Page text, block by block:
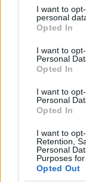
not limited to
grant or deny
use your data
consent section.
I want to
personal
Opted In
I want to
Personal
Opted In
I want to
Personal
Opted In
I want to
Retention,
Personal
Purposes
Opted Out
Soprano
17 éve
szíp voút
ufó -
szlenget
17 éve
én ugyan nem
végig biztos